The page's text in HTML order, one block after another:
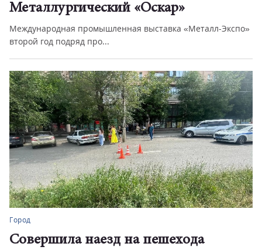
Металлургический «Оскар»
Международная промышленная выставка «Металл-Экспо»
второй год подряд про...
Город
Совершила наезд на пешехода